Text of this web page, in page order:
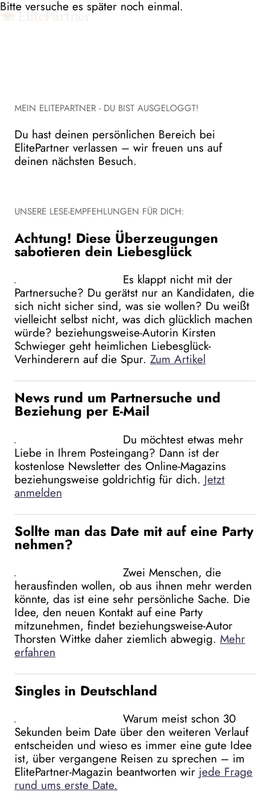
MEIN ELITEPARTNER - DU BIST AUSGELOGGT!
Du hast deinen persönlichen Bereich bei
ElitePartner verlassen – wir freuen uns auf
deinen nächsten Besuch.
UNSERE LESE-EMPFEHLUNGEN FÜR DICH:
Achtung! Diese Überzeugungen
sabotieren dein Liebesglück
Es klappt nicht mit der
Partnersuche? Du gerätst nur an Kandidaten, die
sich nicht sicher sind, was sie wollen? Du weißt
vielleicht selbst nicht, was dich glücklich machen
würde? beziehungsweise-Autorin Kirsten
Schwieger geht heimlichen Liebesglück-
Verhinderern auf die Spur. Zum Artikel
News rund um Partnersuche und
Beziehung per E-Mail
Du möchtest etwas mehr
Liebe in Ihrem Posteingang? Dann ist der
kostenlose Newsletter des Online-Magazins
beziehungsweise goldrichtig für dich. Jetzt
anmelden
Sollte man das Date mit auf eine Party
nehmen?
Zwei Menschen, die
herausfinden wollen, ob aus ihnen mehr werden
könnte, das ist eine sehr persönliche Sache. Die
Idee, den neuen Kontakt auf eine Party
mitzunehmen, findet beziehungsweise-Autor
Thorsten Wittke daher ziemlich abwegig. Mehr
erfahren
Singles in Deutschland
Warum meist schon 30
Sekunden beim Date über den weiteren Verlauf
entscheiden und wieso es immer eine gute Idee
ist, über vergangene Reisen zu sprechen – im
ElitePartner-Magazin beantworten wir jede Frage
rund ums erste Date.
Bitte versuche es später noch einmal.